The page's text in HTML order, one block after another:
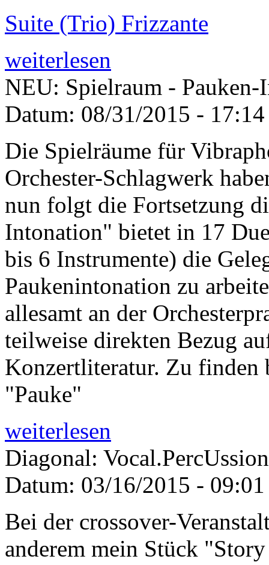
Suite (Trio) Frizzante
weiterlesen
NEU: Spielraum - Pauken-
Datum: 08/31/2015 - 17:14
Die Spielräume für
Orchester-Schlagwerk
nun folgt die Fortsetzung
Intonation" bietet in 17
bis 6 Instrumente) die
Paukenintonation zu
allesamt an der
teilweise direkten Bezug
Konzertliteratur. Zu finden
"Pauke"
weiterlesen
Diagonal: Vocal.PercUssion
Datum: 03/16/2015 - 09:01
Bei der crossover-
anderem mein Stück